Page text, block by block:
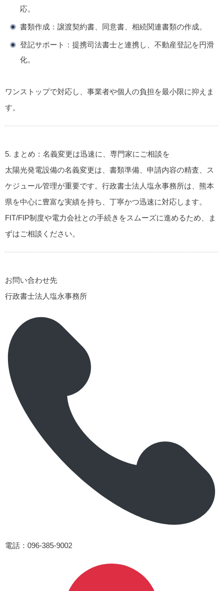
応。
書類作成 ：譲渡契約書、同意書、相続関連書類の作成。
登記サポート ：提携司法書士と連携し、不動産登記を円滑
化。
ワンストップで対応し、事業者や個人の負担を最小限に抑えま
す。
5. まとめ：名義変更は迅速に、専門家にご相談を
太陽光発電設備の名義変更は、書類準備、申請内容の精査、ス
ケジュール管理が重要です。行政書士法人塩永事務所は、熊本
県を中心に豊富な実績を持ち、丁寧かつ迅速に対応します。
FIT/FIP制度や電力会社との手続きをスムーズに進めるため、ま
ずはご相談ください。
お問い合わせ先
行政書士法人塩永事務所
電話 ：096-385-9002